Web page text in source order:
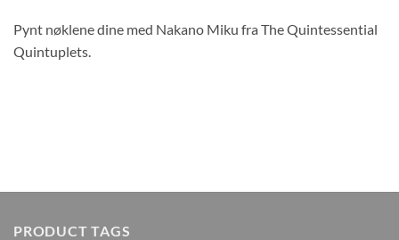
Pynt nøklene dine med Nakano Miku fra The Quintessential
Quintuplets.
PRODUCT TAGS